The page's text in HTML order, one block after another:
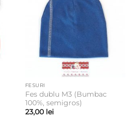
FESURI
Fes dublu M3 (Bumbac
100%, semigros)
23,00 lei